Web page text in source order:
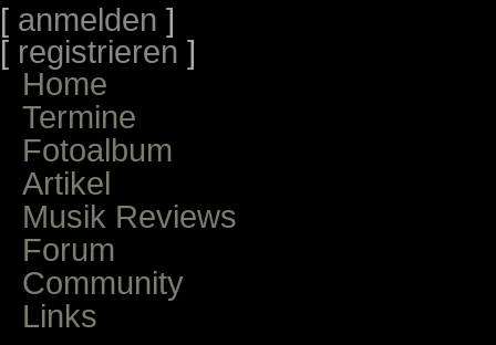
[ anmelden ]
[ registrieren ]
Home
Termine
Fotoalbum
Artikel
Musik Reviews
Forum
Community
Links